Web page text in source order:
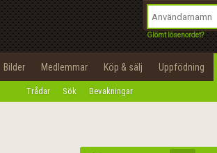
Glömt lösenordet?
Bilder Medlemmar Köp & sälj Uppfödning
Trådar Sök Bevakningar
Infoga
Utför
100%
OK
Tillbaka till förstasidan